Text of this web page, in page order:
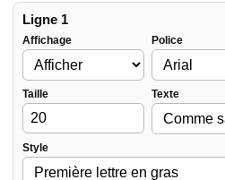
Ligne 1
Affichage Police
Taille Texte
Style